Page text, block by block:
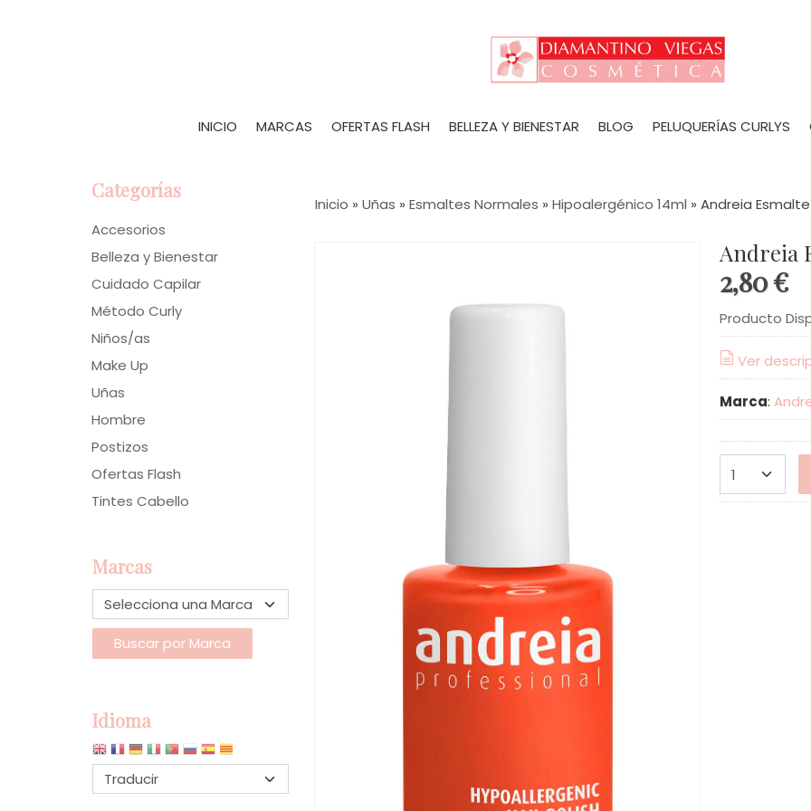
INICIO MARCAS OFERTAS FLASH BELLEZA Y BIENESTAR BLOG PELUQUERÍAS CURLYS
Categorías
Accesorios
Belleza y Bienestar
Cuidado Capilar
Método Curly
Niños/as
Make Up
Uñas
Hombre
Postizos
Ofertas Flash
Tintes Cabello
Marcas
Idioma
Inicio » Uñas » Esmaltes Normales » Hipoalergénico 14ml » Andreia
Andreia
2,80 €
Producto
Ver
Marca: